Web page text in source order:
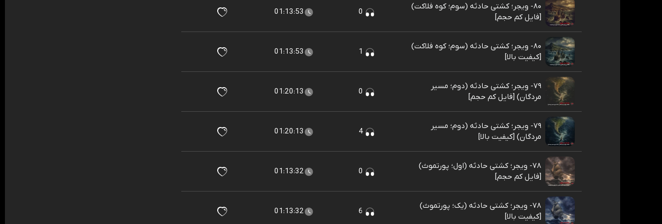
۸۰- ویجر؛ کشتی حادثه (سوم؛ کوه فلاکت)
[فایل کم حجم]
01:13:53
۸۰- ویجر؛ کشتی حادثه (سوم؛ کوه فلاکت)
[کیفیت بالا]
01:13:53
۷۹- ویجر؛ کشتی حادثه (دوم؛ مسیر
مردگان) [فایل کم حجم]
01:20:13
۷۹- ویجر؛ کشتی حادثه (دوم؛ مسیر
مردگان) [کیفیت بالا]
4
01:20:13
۷۸- ویجر؛ کشتی حادثه (اول؛ پورتموث)
[فایل کم حجم]
01:13:32
۷۸- ویجر؛ کشتی حادثه (یک؛ پورتموث)
[کیفیت بالا]
01:13:32